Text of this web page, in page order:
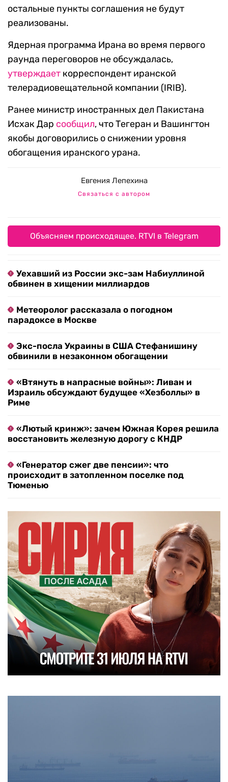
остальные пункты соглашения не будут
реализованы.
Ядерная программа Ирана во время первого
раунда переговоров не обсуждалась,
утверждает корреспондент иранской
телерадиовещательной компании (IRIB).
Ранее министр иностранных дел Пакистана
Исхак Дар сообщил, что Тегеран и Вашингтон
якобы договорились о снижении уровня
обогащения иранского урана.
Евгения Лепехина
Связаться с автором
Объясняем происходящее. RTVI в Telegram
Уехавший из России экс-зам Набиуллиной
обвинен в хищении миллиардов
Метеоролог рассказала о погодном
парадоксе в Москве
Экс-посла Украины в США Стефанишину
обвинили в незаконном обогащении
«Втянуть в напрасные войны»: Ливан и
Израиль обсуждают будущее «Хезболлы» в
Риме
«Лютый кринж»: зачем Южная Корея решила
восстановить железную дорогу с КНДР
«Генератор сжег две пенсии»: что
происходит в затопленном поселке под
Тюменью